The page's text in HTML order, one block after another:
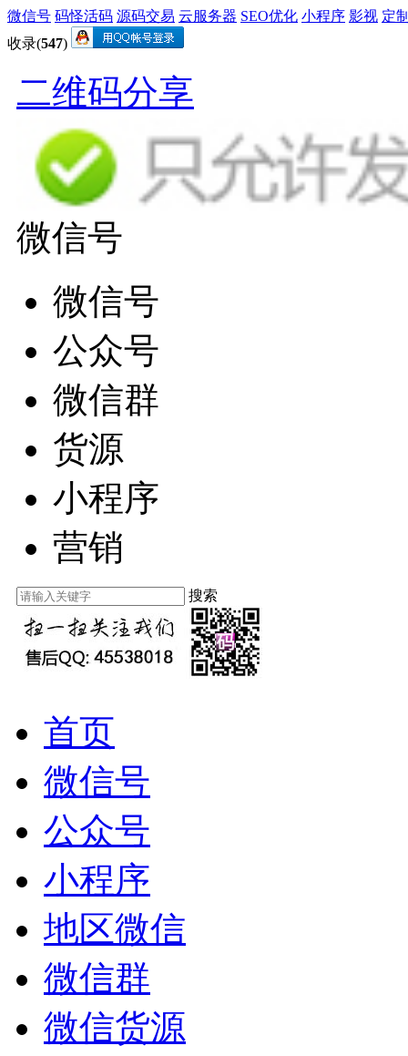
微信号 码怪活码 源码交易 云服务器 SEO优化 小程序 影视 定
收录(547)
二维码分享
微信号
微信号
公众号
微信群
货源
小程序
营销
搜索
首页
微信号
公众号
小程序
地区微信
微信群
微信货源